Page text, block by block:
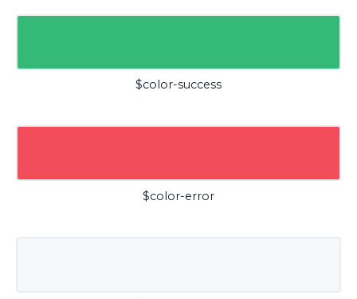
$color-success
$color-error